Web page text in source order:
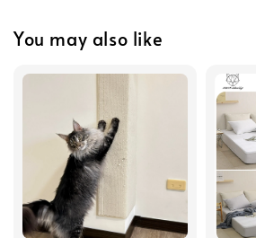
美國有機貓草毛線老鼠
NT$ 300 TWD
NT$ 350 TWD
You may also like